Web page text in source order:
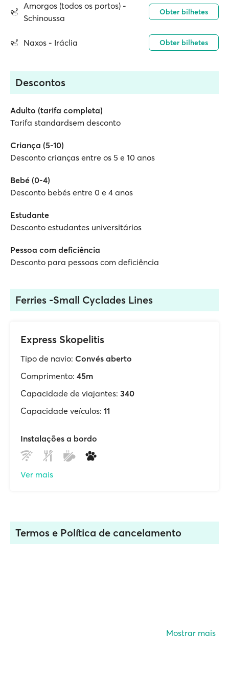
Amorgos (todos os portos) -
Schinoussa
Obter bilhetes
Naxos - Iráclia Obter bilhetes
Descontos
Adulto (tarifa completa)
Tarifa standardsem desconto
Criança (5-10)
Desconto crianças entre os 5 e 10 anos
Bebé (0-4)
Desconto bebés entre 0 e 4 anos
Estudante
Desconto estudantes universitários
Pessoa com deficiência
Desconto para pessoas com deficiência
Ferries -Small Cyclades Lines
Express Skopelitis
Tipo de navio: Convés aberto
Comprimento: 45m
Capacidade de viajantes: 340
Capacidade veículos: 11
Instalações a bordo
Ver mais
Termos e Política de cancelamento
Mostrar mais